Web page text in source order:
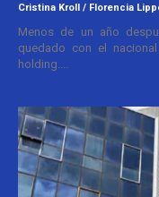
Cristina Kroll / Florencia
Menos de un año
quedado con el
holding....